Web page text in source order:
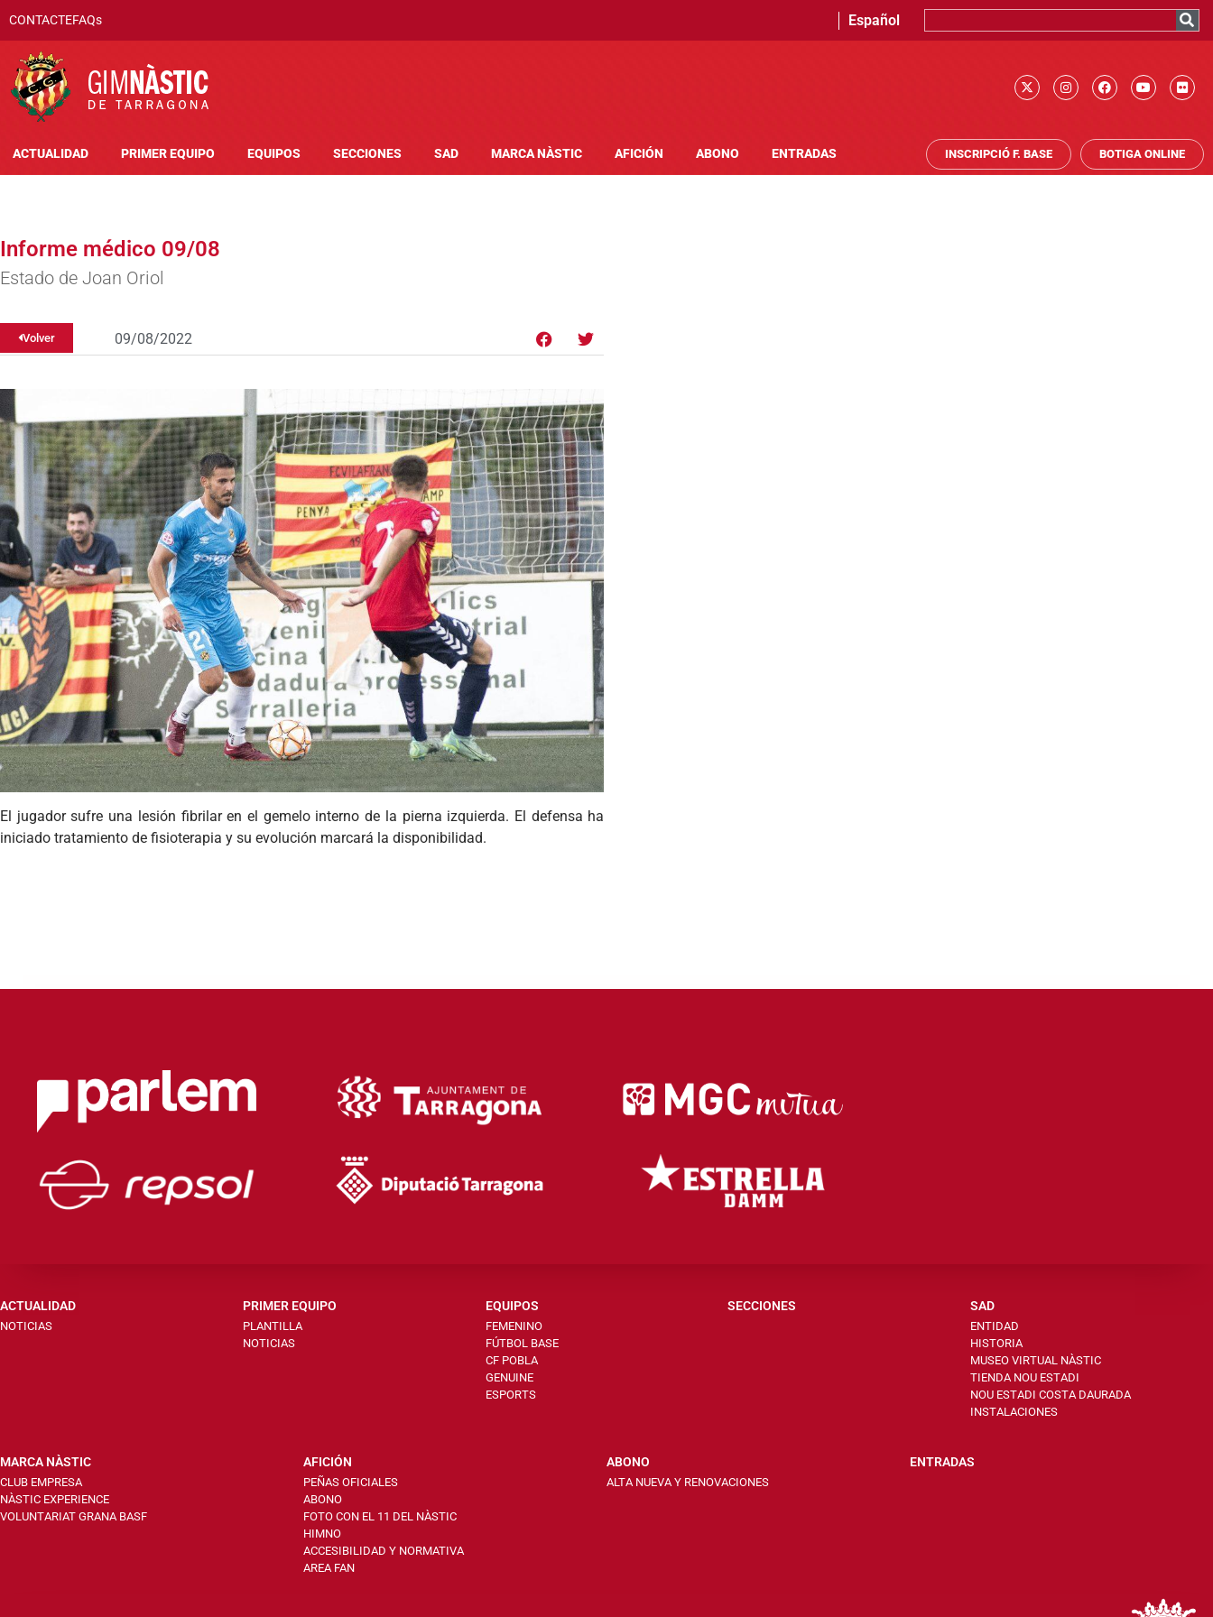
CONTACTEFAQs Español
ACTUALIDAD PRIMER EQUIPO EQUIPOS SECCIONES SAD MARCA NÀSTIC AFICIÓN ABONO ENTRADAS INSCRIPCIÓ F. BASE BOTIGA ONLINE
Informe médico 09/08
Estado de Joan Oriol
Volver 09/08/2022
El jugador sufre una lesión fibrilar en el gemelo interno de la pierna izquierda. El defensa ha
iniciado tratamiento de fisioterapia y su evolución marcará la disponibilidad.
ACTUALIDAD
NOTICIAS
PRIMER EQUIPO
PLANTILLA
NOTICIAS
EQUIPOS
FEMENINO
FÚTBOL BASE
CF POBLA
GENUINE
ESPORTS
SECCIONES SAD
ENTIDAD
HISTORIA
MUSEO VIRTUAL NÀSTIC
TIENDA NOU ESTADI
NOU ESTADI COSTA DAURADA
INSTALACIONES
MARCA NÀSTIC
CLUB EMPRESA
NÀSTIC EXPERIENCE
VOLUNTARIAT GRANA BASF
AFICIÓN
PEÑAS OFICIALES
ABONO
FOTO CON EL 11 DEL NÀSTIC
HIMNO
ACCESIBILIDAD Y NORMATIVA
AREA FAN
ABONO
ALTA NUEVA Y RENOVACIONES
ENTRADAS